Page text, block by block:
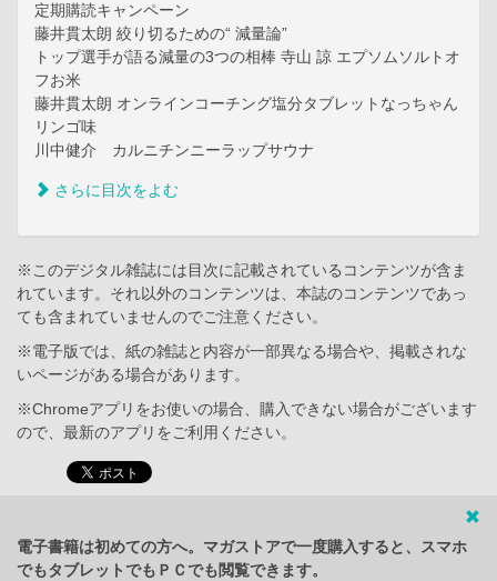
定期購読キャンペーン
藤井貫太朗 絞り切るための“ 減量論”
トップ選手が語る減量の3つの相棒 寺山 諒 エプソムソルトオ
フお米
藤井貫太朗 オンラインコーチング塩分タブレットなっちゃん
リンゴ味
川中健介 カルニチンニーラップサウナ
さらに目次をよむ
※このデジタル雑誌には目次に記載されているコンテンツが含ま
れています。それ以外のコンテンツは、本誌のコンテンツであっ
ても含まれていませんのでご注意ください。
※電子版では、紙の雑誌と内容が一部異なる場合や、掲載されな
いページがある場合があります。
※Chromeアプリをお使いの場合、購入できない場合がございます
ので、最新のアプリをご利用ください。
電子書籍は初めての方へ。マガストアで一度購入すると、スマホ
でもタブレットでもＰＣでも閲覧できます。